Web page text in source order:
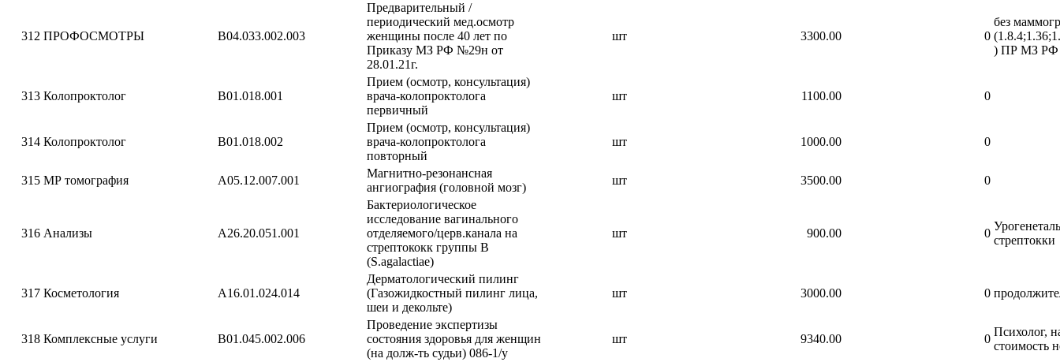
312 ПРОФОСМОТРЫ B04.033.002.003
Предварительный /
периодический мед.осмотр
женщины после 40 лет по
Приказу МЗ РФ №29н от
28.01.21г.
шт 3300.00 0
без
) ПР МЗ РФ
313 Колопроктолог B01.018.001
Прием (осмотр, консультация)
врача-колопроктолога
первичный
шт 1100.00 0
314 Колопроктолог B01.018.002
Прием (осмотр, консультация)
врача-колопроктолога
повторный
шт 1000.00 0
315 МР томография A05.12.007.001
Магнитно-резонансная
ангиография (головной мозг)
шт 3500.00 0
316 Анализы A26.20.051.001
Бактериологическое
исследование вагинального
отделяемого/церв.канала на
стрептококк группы B
(S.agalactiae)
шт 900.00 0
стрептокки
317 Косметология A16.01.024.014
Дерматологический пилинг
(Газожидкостный пилинг лица,
шеи и декольте)
шт 3000.00 0
318 Комплексные услуги B01.045.002.006
Проведение экспертизы
состояния здоровья для женщин
(на долж-ть судьи) 086-1/у
шт 9340.00 0
Психолог,
стоимость